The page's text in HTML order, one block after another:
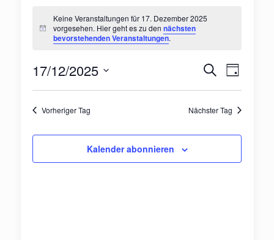
Veranstaltungen
für
17.
Dezember
2025
Hinweis
Keine Veranstaltungen für 17. Dezember 2025
vorgesehen. Hier geht es zu den nächsten
bevorstehenden Veranstaltungen.
Suche
und
SucheTag
17/12/2025
Datum
Vorheriger Tag Nächster Tag
Kalender abonnieren